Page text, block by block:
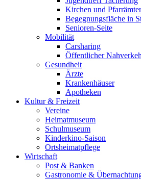
Kirchen und Pfarrämter
Begegnungsfläche in
Senioren-Seite
Mobilität
Carsharing
Öffentlicher
Gesundheit
Ärzte
Krankenhäuser
Apotheken
Kultur & Freizeit
Vereine
Heimatmuseum
Schulmuseum
Kinderkino-Saison
Ortsheimatpflege
Wirtschaft
Post & Banken
Gastronomie &